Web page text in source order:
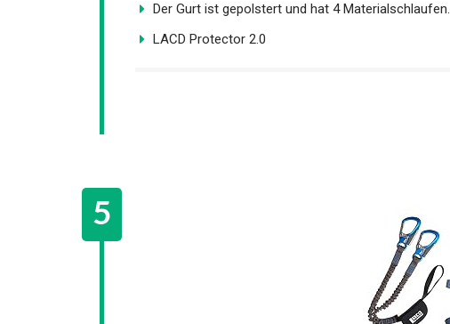
Der Gurt ist gepolstert und hat 4 Materialschlaufen.
LACD Protector 2.0